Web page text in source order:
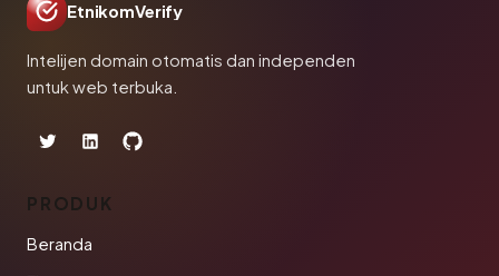
EtnikomVerify
Intelijen domain otomatis dan independen
untuk web terbuka.
PRODUK
Beranda